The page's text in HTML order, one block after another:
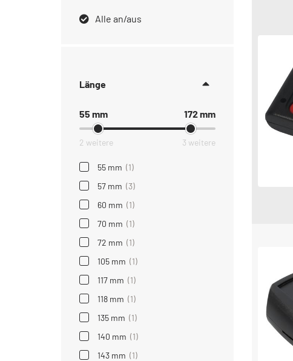
Alle an/aus
Länge
55 mm 172 mm
2 weitere 3 weitere
55 mm (1)
57 mm (3)
60 mm (1)
70 mm (1)
72 mm (1)
105 mm (1)
117 mm (1)
118 mm (1)
135 mm (1)
140 mm (1)
143 mm (1)